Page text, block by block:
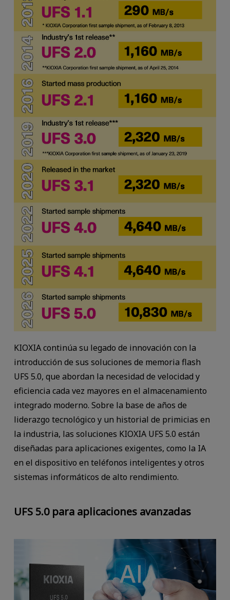
KIOXIA continúa su legado de innovación con la
introducción de sus soluciones de memoria flash
UFS 5.0, que abordan la necesidad de velocidad y
eficiencia cada vez mayores en el almacenamiento
integrado moderno. Sobre la base de años de
liderazgo tecnológico y un historial de primicias en
la industria, las soluciones KIOXIA UFS 5.0 están
diseñadas para aplicaciones exigentes, como la IA
en el dispositivo en teléfonos inteligentes y otros
sistemas informáticos de alto rendimiento.
UFS 5.0 para aplicaciones avanzadas